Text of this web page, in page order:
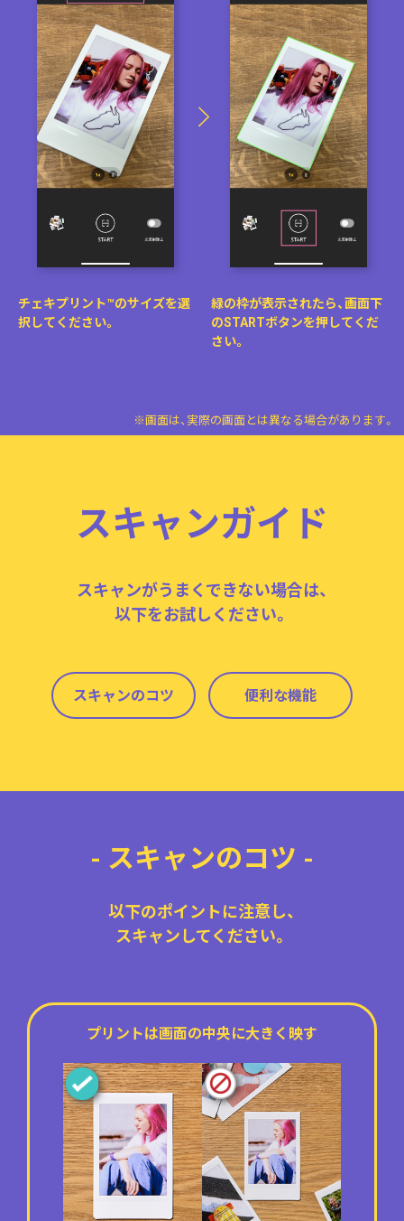
チェキプリント™のサイズを選
択してください。
緑の枠が表示されたら、画面下
のSTARTボタンを押してくだ
さい。
※画面は、実際の画面とは異なる場合があります。
スキャンガイド
スキャンがうまくできない場合は、
以下をお試しください。
スキャンのコツ 便利な機能
- スキャンのコツ -
以下のポイントに注意し、
スキャンしてください。
プリントは画面の中央に大きく映す